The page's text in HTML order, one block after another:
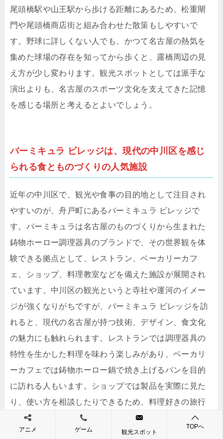
尾頭橋駅や山王駅から歩ける距離にあるため、松重閘
門や尾頭橋商店街と組み合わせた散策もしやすいで
す。野球に詳しくない人でも、かつて名古屋の熱気を
集めた球場の存在を知ってから歩くと、露橋周辺の見
え方が少し変わります。観光スポットとしては派手な
演出よりも、名古屋のスポーツ文化を支えてきた記憶
を感じる場所と考えるとよいでしょう。
バーミキュラ ビレッジは、現代の中川区を感じ
られる食とものづくりの人気施設
近年の中川区で、観光や食事の目的地として注目され
やすいのが、舟戸町にあるバーミキュラ ビレッジで
す。バーミキュラは名古屋のものづくりから生まれた
鋳物ホーロー調理器具のブランドで、その世界観を体
験できる拠点として、レストラン、ベーカリーカフ
ェ、ショップ、料理教室などを備えた施設が展開され
ています。中川区の観光というと寺社や運河のイメー
ジが強くなりがちですが、バーミキュラ ビレッジを訪
れると、現代の名古屋が持つ技術、デザイン、食文化
の魅力にも触れられます。レストランでは調理器具の
特性を生かした料理を味わう楽しみがあり、ベーカリ
ーカフェでは鋳物ホーロー鍋で焼き上げるパンを目的
に訪れる人もいます。ショップでは製品を実際に見た
り、使い方を相談したりできるため、料理好きの旅行
者には特に相性のよいスポットです。建物や空間の雰
囲気も洗練されており、中川運河周辺の水辺散策と合
アニメ ゲーム 観光スポット
TOPへ